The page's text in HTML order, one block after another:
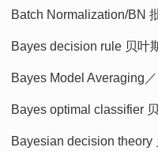
Batch Normalization/BN
Bayes decision rule 贝叶
Bayes Model Averaging
Bayes optimal classifier
Bayesian decision theory